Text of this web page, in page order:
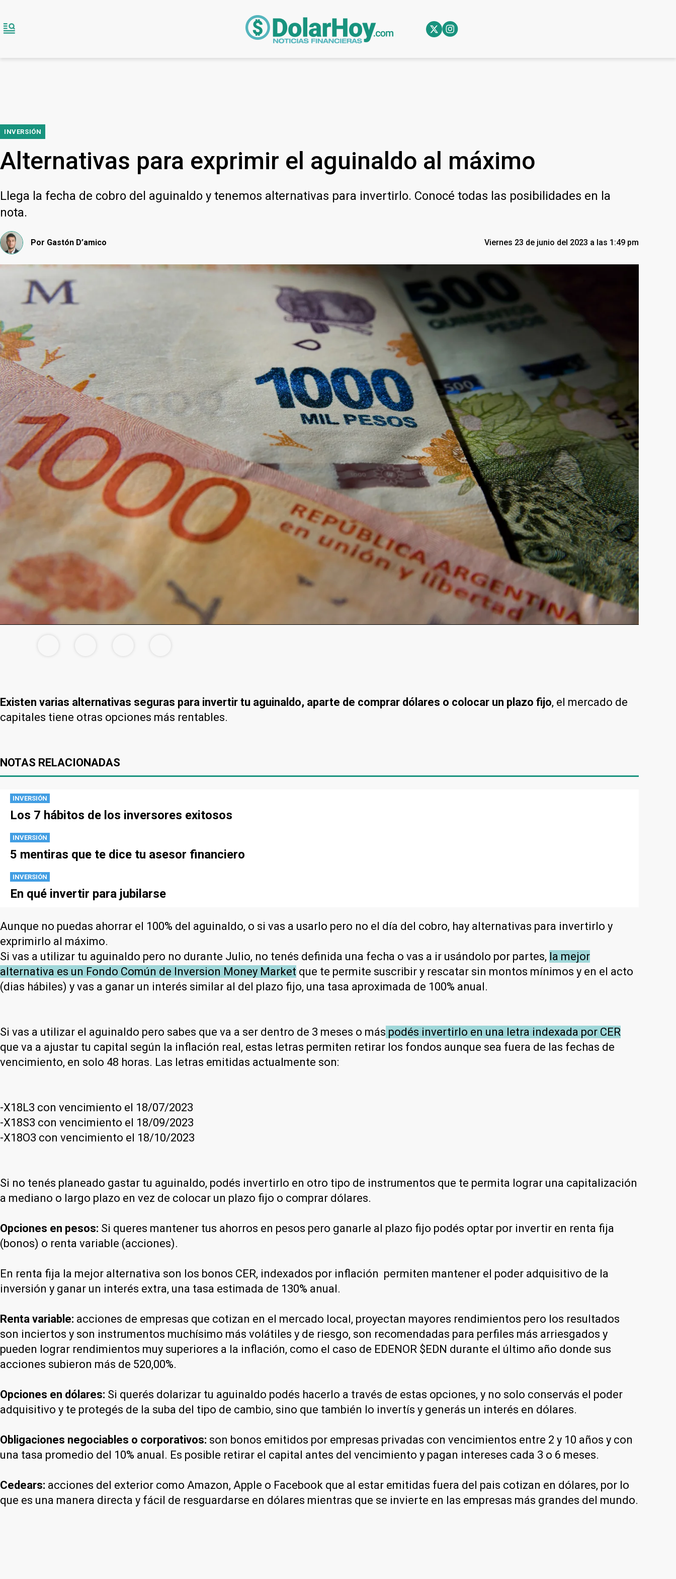
INVERSIÓN
Alternativas para exprimir el aguinaldo al máximo
Llega la fecha de cobro del aguinaldo y tenemos alternativas para invertirlo. Conocé todas las posibilidades en la
nota.
Por Gastón D’amico Viernes 23 de junio del 2023 a las 1:49 pm
Existen varias alternativas seguras para invertir tu aguinaldo, aparte de comprar dólares o colocar un plazo fijo, el mercado de
capitales tiene otras opciones más rentables.
NOTAS RELACIONADAS
INVERSIÓN
Los 7 hábitos de los inversores exitosos
INVERSIÓN
5 mentiras que te dice tu asesor financiero
INVERSIÓN
En qué invertir para jubilarse
Aunque no puedas ahorrar el 100% del aguinaldo, o si vas a usarlo pero no el día del cobro, hay alternativas para invertirlo y
exprimirlo al máximo.
Si vas a utilizar tu aguinaldo pero no durante Julio, no tenés definida una fecha o vas a ir usándolo por partes, la mejor
alternativa es un Fondo Común de Inversion Money Market que te permite suscribir y rescatar sin montos mínimos y en el acto
(dias hábiles) y vas a ganar un interés similar al del plazo fijo, una tasa aproximada de 100% anual.
Si vas a utilizar el aguinaldo pero sabes que va a ser dentro de 3 meses o más podés invertirlo en una letra indexada por CER
que va a ajustar tu capital según la inflación real, estas letras permiten retirar los fondos aunque sea fuera de las fechas de
vencimiento, en solo 48 horas. Las letras emitidas actualmente son:
-X18L3 con vencimiento el 18/07/2023
-X18S3 con vencimiento el 18/09/2023
-X18O3 con vencimiento el 18/10/2023
Si no tenés planeado gastar tu aguinaldo, podés invertirlo en otro tipo de instrumentos que te permita lograr una capitalización
a mediano o largo plazo en vez de colocar un plazo fijo o comprar dólares.
Opciones en pesos: Si queres mantener tus ahorros en pesos pero ganarle al plazo fijo podés optar por invertir en renta fija
(bonos) o renta variable (acciones).
En renta fija la mejor alternativa son los bonos CER, indexados por inflación permiten mantener el poder adquisitivo de la
inversión y ganar un interés extra, una tasa estimada de 130% anual.
Renta variable: acciones de empresas que cotizan en el mercado local, proyectan mayores rendimientos pero los resultados
son inciertos y son instrumentos muchísimo más volátiles y de riesgo, son recomendadas para perfiles más arriesgados y
pueden lograr rendimientos muy superiores a la inflación, como el caso de EDENOR $EDN durante el último año donde sus
acciones subieron más de 520,00%.
Opciones en dólares: Si querés dolarizar tu aguinaldo podés hacerlo a través de estas opciones, y no solo conservás el poder
adquisitivo y te protegés de la suba del tipo de cambio, sino que también lo invertís y generás un interés en dólares.
Obligaciones negociables o corporativos: son bonos emitidos por empresas privadas con vencimientos entre 2 y 10 años y con
una tasa promedio del 10% anual. Es posible retirar el capital antes del vencimiento y pagan intereses cada 3 o 6 meses.
Cedears: acciones del exterior como Amazon, Apple o Facebook que al estar emitidas fuera del pais cotizan en dólares, por lo
que es una manera directa y fácil de resguardarse en dólares mientras que se invierte en las empresas más grandes del mundo.